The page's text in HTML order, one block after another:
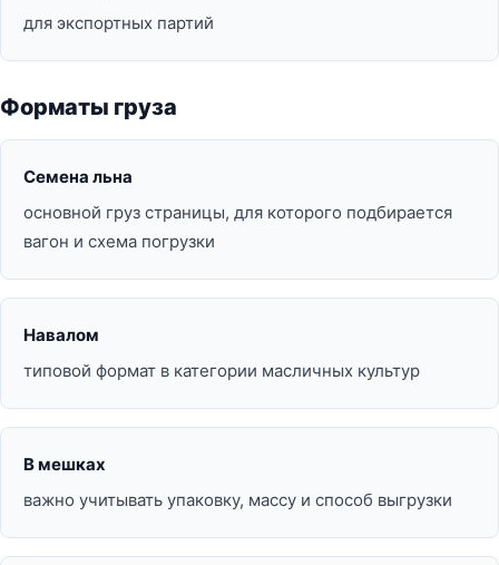
для экспортных партий
Форматы груза
Семена льна
основной груз страницы, для которого подбирается
вагон и схема погрузки
Навалом
типовой формат в категории масличных культур
В мешках
важно учитывать упаковку, массу и способ выгрузки